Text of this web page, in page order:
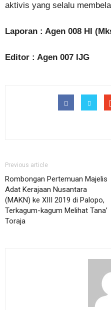
aktivis yang selalu
Laporan : Agen 008 HI
Editor : Agen 007 IJG
Previous article
Rombongan Pertemuan Majelis
Adat Kerajaan Nusantara
(MAKN) ke XIII 2019 di Palopo,
Terkagum-kagum Melihat Tana’
Toraja